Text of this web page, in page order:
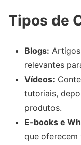
Tipos de
Blogs:
relevantes
Vídeos:
tutoriais,
produtos.
E-books e
que oferecem